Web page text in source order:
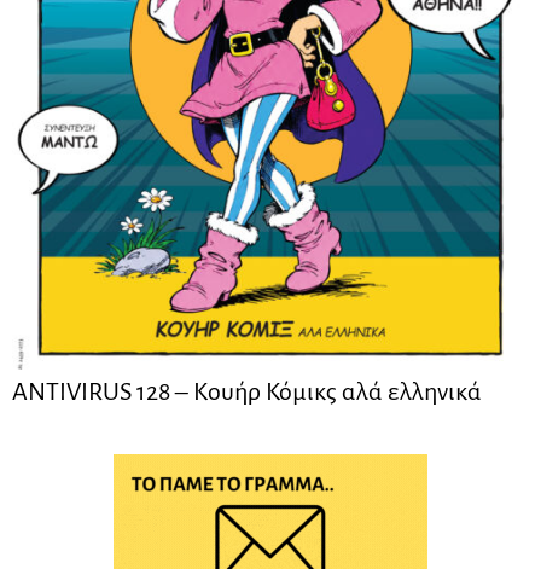
ANTIVIRUS 128 – Kουήρ Κόμικς αλά ελληνικά